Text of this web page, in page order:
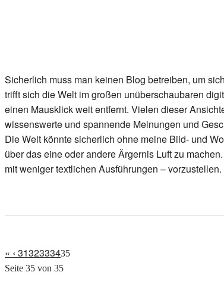
Sicherlich muss man keinen Blog betreiben, um
trifft sich die Welt im großen unüberschaubaren
einen Mausklick weit entfernt. Vielen dieser
wissenswerte und spannende Meinungen und
Die Welt könnte sicherlich ohne meine Bild- und
über das eine oder andere Ärgernis Luft zu
mit weniger textlichen Ausführungen –
« ‹ 3132333435
Seite 35 von 35